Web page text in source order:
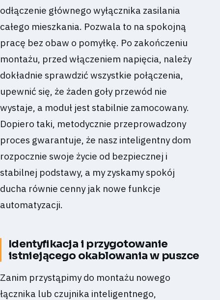
odłączenie głównego wyłącznika zasilania
całego mieszkania. Pozwala to na spokojną
pracę bez obaw o pomyłkę. Po zakończeniu
montażu, przed włączeniem napięcia, należy
dokładnie sprawdzić wszystkie połączenia,
upewnić się, że żaden goły przewód nie
wystaje, a moduł jest stabilnie zamocowany.
Dopiero taki, metodycznie przeprowadzony
proces gwarantuje, że nasz inteligentny dom
rozpocznie swoje życie od bezpiecznej i
stabilnej podstawy, a my zyskamy spokój
ducha równie cenny jak nowe funkcje
automatyzacji.
Identyfikacja i przygotowanie
istniejącego okablowania w puszce
Zanim przystąpimy do montażu nowego
łącznika lub czujnika inteligentnego,